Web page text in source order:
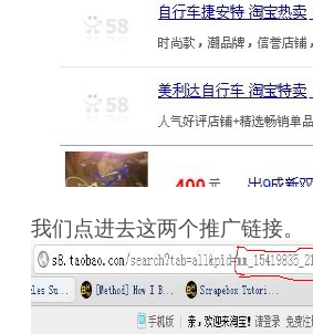
我们点进去这两个推广链接。